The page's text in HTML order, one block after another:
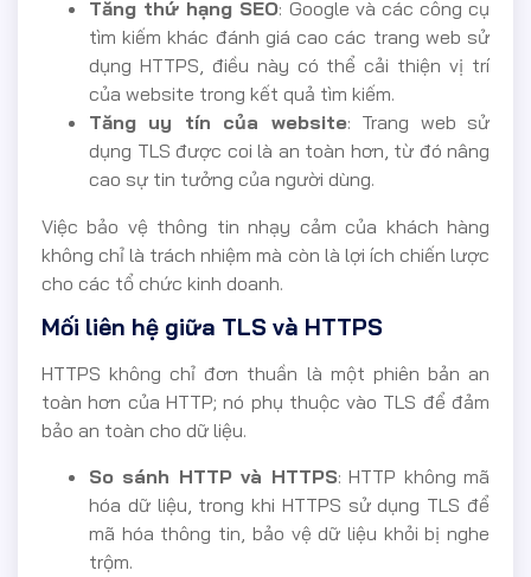
Tăng thứ hạng SEO: Google và các công cụ
tìm kiếm khác đánh giá cao các trang web sử
dụng HTTPS, điều này có thể cải thiện vị trí
của website trong kết quả tìm kiếm.
Tăng uy tín của website: Trang web sử
dụng TLS được coi là an toàn hơn, từ đó nâng
cao sự tin tưởng của người dùng.
Việc bảo vệ thông tin nhạy cảm của khách hàng
không chỉ là trách nhiệm mà còn là lợi ích chiến lược
cho các tổ chức kinh doanh.
Mối liên hệ giữa TLS và HTTPS
HTTPS không chỉ đơn thuần là một phiên bản an
toàn hơn của HTTP; nó phụ thuộc vào TLS để đảm
bảo an toàn cho dữ liệu.
So sánh HTTP và HTTPS: HTTP không mã
hóa dữ liệu, trong khi HTTPS sử dụng TLS để
mã hóa thông tin, bảo vệ dữ liệu khỏi bị nghe
trộm.